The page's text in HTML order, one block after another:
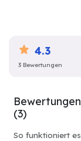
4.3
3 Bewertungen
Bewertungen
(3)
So funktioniert es